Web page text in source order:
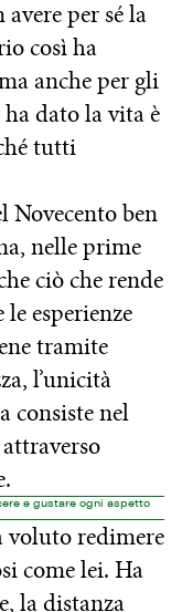
per sé la
così ha
anche per gli
dato la vita è
tutti
Novecento ben
nelle prime
ciò che rende
esperienze
tramite
l’unicità
consiste nel
e gustare ogni aspetto
redimere
come lei. Ha
la distanza